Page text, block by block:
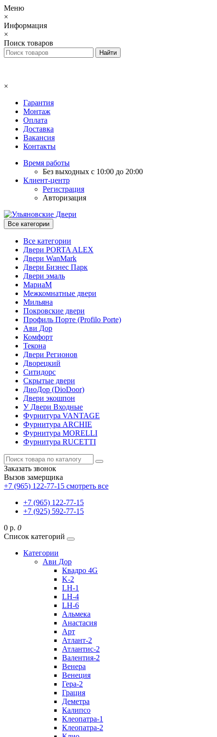
Меню
×
Информация
×
Поиск товаров
×
Гарантия
Монтаж
Оплата
Доставка
Вакансия
Контакты
Время работы
Без выходных с 10:00 до 20:00
Клиент-центр
Регистрация
Авторизация
Все категории
Все категории
Двери PORTA ALEX
Двери WanMark
Двери Бизнес Парк
Двери эмаль
МариаМ
Межкомнатные двери
Мильяна
Покровские двери
Профиль Порте (Profilo Porte)
Ави Дор
Комфорт
Текона
Двери Регионов
Дворецкий
Ситидорс
Скрытые двери
ДиоДор (DioDoor)
Двери экошпон
У Двери Входные
Фурнитура VANTAGE
Фурнитура ARCHIE
Фурнитура MORELLI
Фурнитура RUCETTI
Заказать звонок
Вызов замерщика
+7 (965) 122-77-15 смотреть все
+7 (965) 122-77-15
+7 (925) 592-77-15
0 р. 0
Список категорий
Категории
Ави Дор
Квадро 4G
K-2
LH-1
LH-4
LH-6
Альмека
Анастасия
Арт
Атлант-2
Атлантис-2
Валентия-2
Венера
Венеция
Гера-2
Грация
Деметра
Калипсо
Клеопатра-1
Клеопатра-2